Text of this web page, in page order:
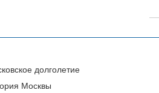
долголетие
Москвы